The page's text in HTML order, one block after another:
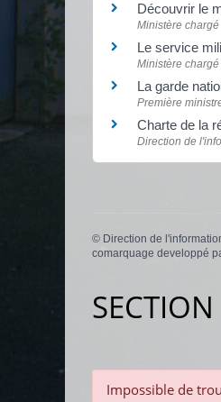
Découvrir le
Ministère
Le service
Ministère
La garde
Première
Charte de la
Direction de
© Direction de
comarquage developpé
Impossible de